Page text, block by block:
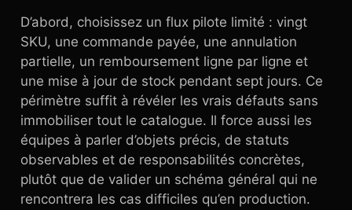
D’abord, choisissez un flux pilote limité : vingt
SKU, une commande payée, une annulation
partielle, un remboursement ligne par ligne et
une mise à jour de stock pendant sept jours. Ce
périmètre suffit à révéler les vrais défauts sans
immobiliser tout le catalogue. Il force aussi les
équipes à parler d’objets précis, de statuts
observables et de responsabilités concrètes,
plutôt que de valider un schéma général qui ne
rencontrera les cas difficiles qu’en production.